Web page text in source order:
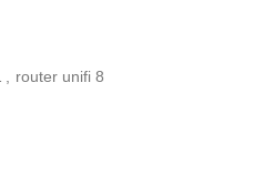
router unifi 8